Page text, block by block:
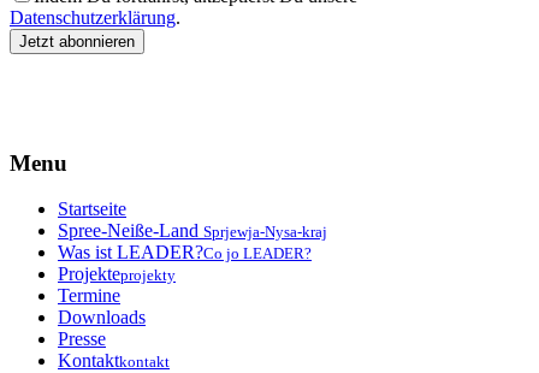
Datenschutzerklärung.
Menu
Startseite
Spree-Neiße-Land Sprjewja-Nysa-kraj
Was ist LEADER?Co jo LEADER?
Projekteprojekty
Termine
Downloads
Presse
Kontaktkontakt